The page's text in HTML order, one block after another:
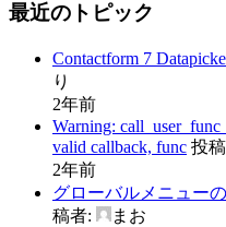
最近のトピック
Contactform 7
り
2年前
Warning:
valid callback, func 投
2年前
グローバルメニュー
稿者:
まお